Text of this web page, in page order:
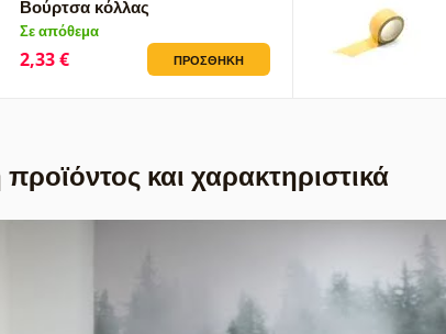
Βούρτσα κόλλας
Σε απόθεμα
2,33 € ΠΡΟΣΘΉΚΗ
και χαρακτηριστικά